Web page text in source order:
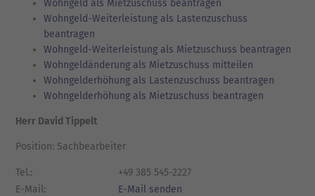
Wohngeld als Mietzuschuss beantragen
Wohngeld-Weiterleistung als Lastenzuschuss
beantragen
Wohngeld-Weiterleistung als Mietzuschuss beantragen
Wohngeldänderung als Mietzuschuss mitteilen
Wohngelderhöhung als Lastenzuschuss beantragen
Wohngelderhöhung als Mietzuschuss beantragen
Herr David Tippelt
Position: Sachbearbeiter
Tel.:
+49 385 545-2227
E-Mail:
E-Mail senden